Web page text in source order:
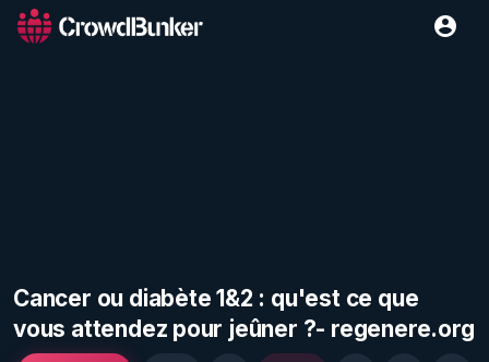
Cancer ou diabète 1&2 : qu'est ce que
vous attendez pour jeûner ?- regenere.org